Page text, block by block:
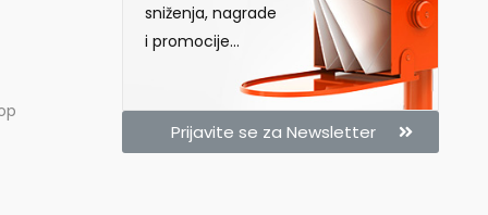
sniženja, nagrade
i promocije...
Prijavite se za Newsletter